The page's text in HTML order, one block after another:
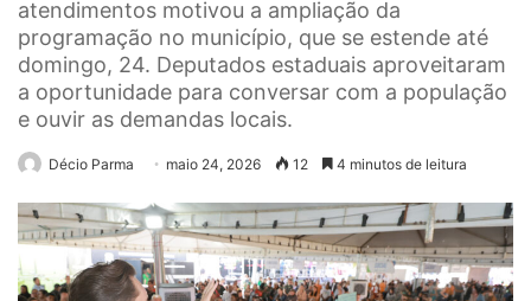
atendimentos motivou a ampliação da
programação no município, que se estende até
domingo, 24. Deputados estaduais aproveitaram
a oportunidade para conversar com a população
e ouvir as demandas locais.
Décio Parma maio 24, 2026 12 4 minutos de leitura